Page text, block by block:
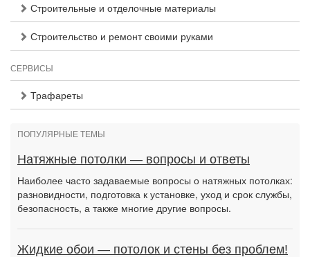
Строительные и отделочные материалы
Строительство и ремонт своими руками
СЕРВИСЫ
Трафареты
ПОПУЛЯРНЫЕ ТЕМЫ
Натяжные потолки — вопросы и ответы
Наиболее часто задаваемые вопросы о натяжных потолках:
разновидности, подготовка к установке, уход и срок службы,
безопасность, а также многие другие вопросы.
Жидкие обои — потолок и стены без проблем!